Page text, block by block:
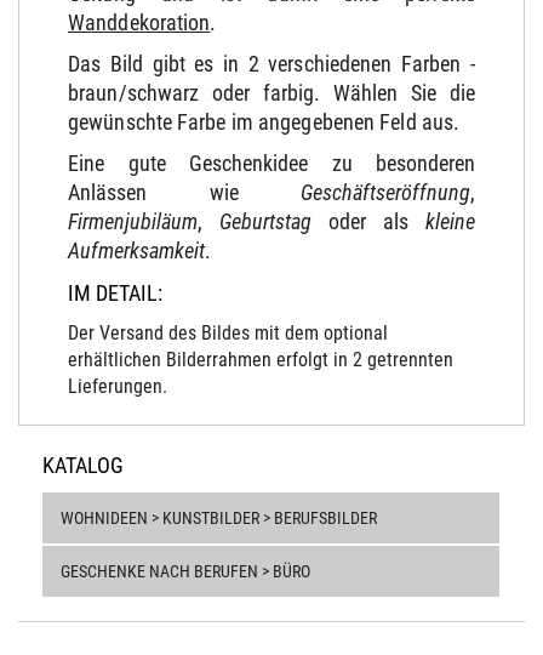
Wanddekoration.
Das Bild gibt es in 2 verschiedenen Farben -
braun/schwarz oder farbig. Wählen Sie die
gewünschte Farbe im angegebenen Feld aus.
Eine gute Geschenkidee zu besonderen
Anlässen wie Geschäftseröffnung,
Firmenjubiläum, Geburtstag oder als kleine
Aufmerksamkeit.
IM DETAIL:
Der Versand des Bildes mit dem optional
erhältlichen Bilderrahmen erfolgt in 2 getrennten
Lieferungen.
KATALOG
WOHNIDEEN > KUNSTBILDER > BERUFSBILDER
GESCHENKE NACH BERUFEN > BÜRO